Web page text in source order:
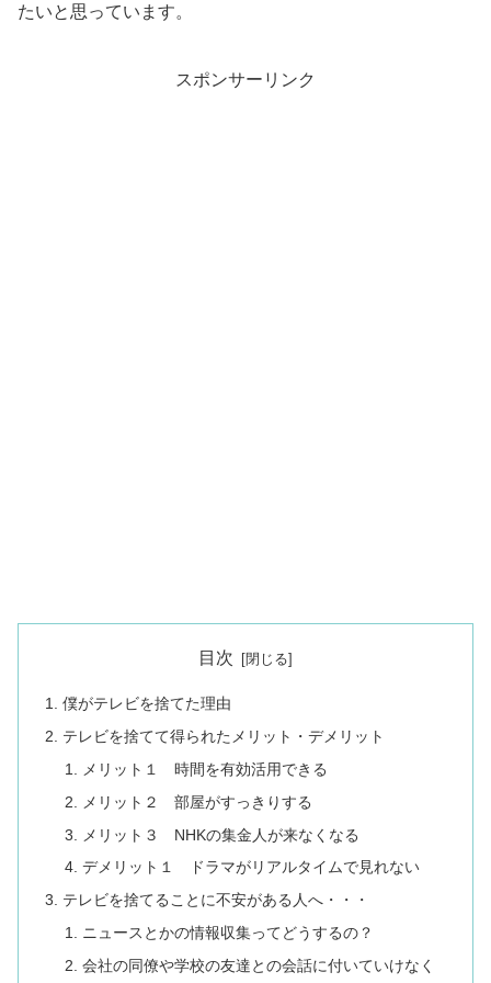
たいと思っています。
スポンサーリンク
目次
僕がテレビを捨てた理由
テレビを捨てて得られたメリット・デメリット
メリット１ 時間を有効活用できる
メリット２ 部屋がすっきりする
メリット３ NHKの集金人が来なくなる
デメリット１ ドラマがリアルタイムで見れない
テレビを捨てることに不安がある人へ・・・
ニュースとかの情報収集ってどうするの？
会社の同僚や学校の友達との会話に付いていけなく